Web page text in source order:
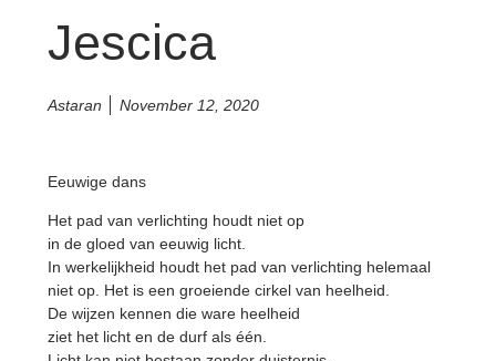
Jescica
Astaran November 12, 2020
Eeuwige dans
Het pad van verlichting houdt niet op
in de gloed van eeuwig licht.
In werkelijkheid houdt het pad van verlichting helemaal
niet op. Het is een groeiende cirkel van heelheid.
De wijzen kennen die ware heelheid
ziet het licht en de durf als één.